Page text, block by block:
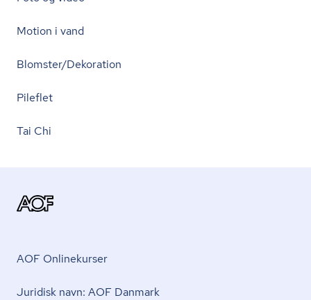
Motion i vand
Blomster/Dekoration
Pileflet
Tai Chi
AOF Onlinekurser
Juridisk navn: AOF Danmark